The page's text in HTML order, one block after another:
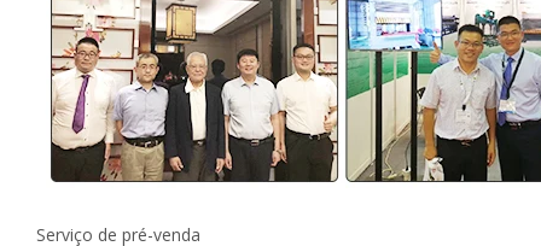
Serviço de pré-venda